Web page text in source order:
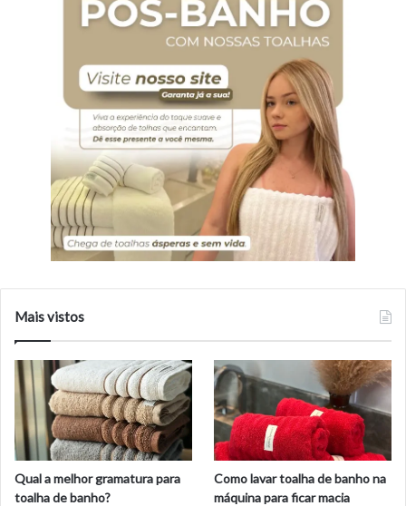
Mais vistos
Qual a melhor gramatura para
toalha de banho?
Como lavar toalha de banho na
máquina para ficar macia